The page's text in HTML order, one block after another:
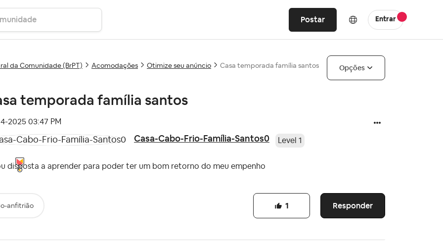
Postar Entrar
da Comunidade (BrPT) Acomodações Otimize seu anúncio Casa temporada família santos Opções
temporada família santos
2025 03:47 PM
Casa-Cabo-Frio-Família-Santos0 Level 1
disposta a aprender para poder ter um bom retorno do meu empenho
anfitrião Responder
1